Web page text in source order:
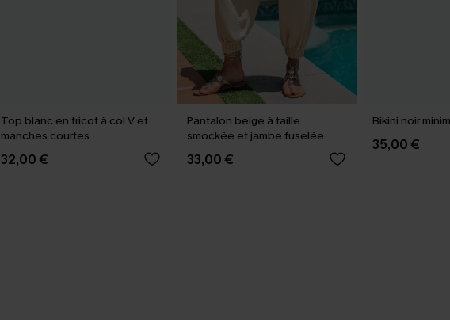
Top blanc en tricot à col V et
manches courtes
32,00 €
Pantalon beige à taille
smockée et jambe fuselée
33,00 €
Bikini noir
35,00 €